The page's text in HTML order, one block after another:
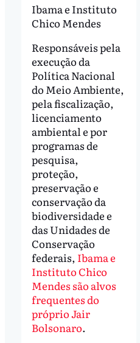
Ibama e Instituto
Chico Mendes
Responsáveis pela
execução da
Política Nacional
do Meio Ambiente,
pela fiscalização,
licenciamento
ambiental e por
programas de
pesquisa,
proteção,
preservação e
conservação da
biodiversidade e
das Unidades de
Conservação
federais, Ibama e
Instituto Chico
Mendes são alvos
frequentes do
próprio Jair
Bolsonaro.